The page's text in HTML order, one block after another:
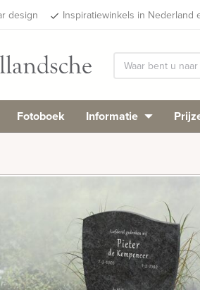
design done Inspiratiewinkels in Nederland
Fotoboek Informatie